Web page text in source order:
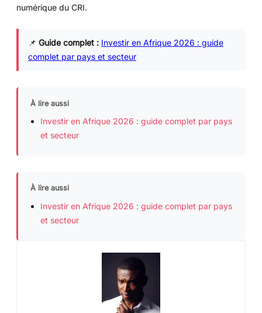
numérique du CRI.
📌 Guide complet : Investir en Afrique 2026 : guide
complet par pays et secteur
À lire aussi
Investir en Afrique 2026 : guide complet par pays
et secteur
À lire aussi
Investir en Afrique 2026 : guide complet par pays
et secteur